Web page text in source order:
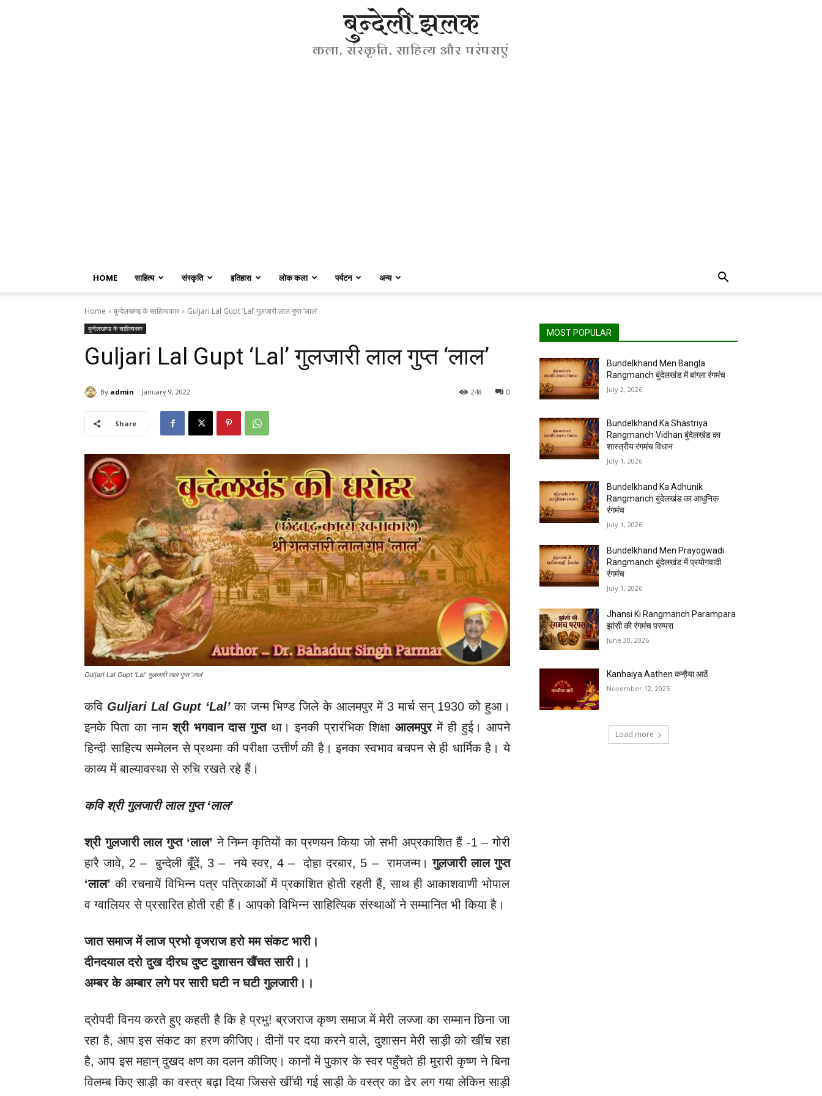
बुन्देली झलक
कला, संस्कृति, साहित्य और परंपराएं
HOME साहित्य संस्कृति इतिहास लोक कला पर्यटन अन्य
Home बुन्देलखण्ड के साहित्यकार Guljari Lal Gupt ‘Lal’ गुलजारी लाल गुप्त ‘लाल’
बुन्देलखण्ड के साहित्यकार
Guljari Lal Gupt ‘Lal’ गुलजारी लाल गुप्त ‘लाल’
By admin January 9, 2022 0
248
Share
Guljari Lal Gupt ‘Lal’ गुलजारी लाल गुप्त ‘लाल’
कवि Guljari Lal Gupt ‘Lal’का जन्म भिण्ड जिले के आलमपुर में 3 मार्च सन् 1930 को हुआ।
इनके पिता का नामश्री भगवान दास गुप्तथा। इनकी प्रारंभिक शिक्षा आलमपुरमें ही हुई। आपने
हिन्दी साहित्य सम्मेलन से प्रथमा की परीक्षा उत्तीर्ण की है। इनका स्वभाव बचपन से ही धार्मिक है। ये
काव्य में बाल्यावस्था से रुचि रखते रहे हैं।
कवि श्री गुलजारी लाल गुप्त‘लाल’
श्री गुलजारी लाल गुप्त ‘लाल’ ने निम्न कृतियों का प्रणयन किया जो सभी अप्रकाशित हैं -1 – गोरी
हारै जावे, 2 – बुन्देली बूँदें, 3 – नये स्वर, 4 – दोहा दरबार, 5 – रामजन्म।गुलजारी लाल गुप्त
‘लाल’ की रचनायें विभिन्न पत्र पत्रिकाओं में प्रकाशित होती रहती हैं, साथ ही आकाशवाणी भोपाल
व ग्वालियर से प्रसारित होती रही हैं। आपको विभिन्न साहित्यिक संस्थाओं ने सम्मानित भी किया है।
जात समाज में लाज प्रभो वृजराज हरो मम संकट भारी।
दीनदयाल दरो दुख दीरघ दुष्ट दुशासन खैंचत सारी।।
अम्बर के अम्बार लगे पर सारी घटी न घटी गुलजारी।।
द्रोपदी विनय करते हुए कहती है कि हे प्रभु! ब्रजराज कृष्ण समाज में मेरी लज्जा का सम्मान छिना जा
रहा है, आप इस संकट का हरण कीजिए। दीनों पर दया करने वाले, दुशासन मेरी साड़ी को खींच रहा
है, आप इस महान् दुखद क्षण का दलन कीजिए। कानों में पुकार के स्वर पहुँचते ही मुरारी कृष्ण ने बिना
विलम्ब किए साड़ी का वस्त्र बढ़ा दिया जिससे खींची गई साड़ी के वस्त्र का ढेर लग गया लेकिन साड़ी
MOST POPULAR
Bundelkhand Men Bangla
Rangmanch बुंदेलखंड में बांग्ला रंगमंच
July 2, 2026
Bundelkhand Ka Shastriya
Rangmanch Vidhan बुंदेलखंड का
शास्त्रीय रंगमंच विधान
July 1, 2026
Bundelkhand Ka Adhunik
Rangmanch बुंदेलखंड का आधुनिक
रंगमंच
July 1, 2026
Bundelkhand Men Prayogwadi
Rangmanch बुंदेलखंड में प्रयोगवादी
रंगमंच
July 1, 2026
Jhansi Ki Rangmanch Parampara
झांसी की रंगमंच परम्परा
June 30, 2026
Kanhaiya Aathen कन्हैया आठें
November 12, 2025
Load more